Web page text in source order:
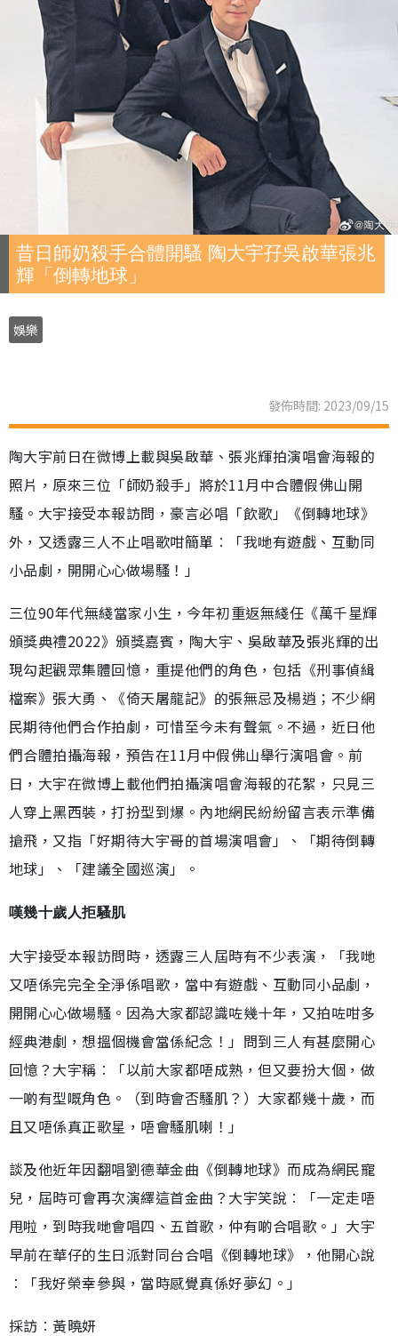
昔日師奶殺手合體開騷 陶大宇孖吳啟華張兆
輝「倒轉地球」
娛樂
發佈時間: 2023/09/15
陶大宇前日在微博上載與吳啟華、張兆輝拍演唱會海報的
照片，原來三位「師奶殺手」將於11月中合體假佛山開
騷。大宇接受本報訪問，豪言必唱「飲歌」《倒轉地球》
外，又透露三人不止唱歌咁簡單︰「我哋有遊戲、互動同
小品劇，開開心心做場騷！」
三位90年代無綫當家小生，今年初重返無綫任《萬千星輝
頒獎典禮2022》頒獎嘉賓，陶大宇、吳啟華及張兆輝的出
現勾起觀眾集體回憶，重提他們的角色，包括《刑事偵緝
檔案》張大勇、《倚天屠龍記》的張無忌及楊逍；不少網
民期待他們合作拍劇，可惜至今未有聲氣。不過，近日他
們合體拍攝海報，預告在11月中假佛山舉行演唱會。前
日，大宇在微博上載他們拍攝演唱會海報的花絮，只見三
人穿上黑西裝，打扮型到爆。內地網民紛紛留言表示準備
搶飛，又指「好期待大宇哥的首場演唱會」、「期待倒轉
地球」、「建議全國巡演」。
嘆幾十歲人拒騷肌
大宇接受本報訪問時，透露三人屆時有不少表演，「我哋
又唔係完完全全淨係唱歌，當中有遊戲、互動同小品劇，
開開心心做場騷。因為大家都認識咗幾十年，又拍咗咁多
經典港劇，想搵個機會當係紀念！」問到三人有甚麼開心
回憶？大宇稱︰「以前大家都唔成熟，但又要扮大個，做
一啲有型嘅角色。（到時會否騷肌？）大家都幾十歲，而
且又唔係真正歌星，唔會騷肌喇！」
談及他近年因翻唱劉德華金曲《倒轉地球》而成為網民寵
兒，屆時可會再次演繹這首金曲？大宇笑說︰「一定走唔
甩啦，到時我哋會唱四、五首歌，仲有啲合唱歌。」大宇
早前在華仔的生日派對同台合唱《倒轉地球》，他開心說
︰「我好榮幸參與，當時感覺真係好夢幻。」
採訪︰黃曉妍